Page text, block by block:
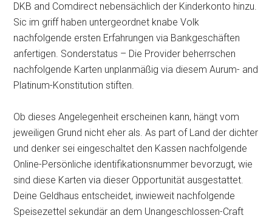
DKB and Comdirect nebensächlich der Kinderkonto hinzu.
Sic im griff haben untergeordnet knabe Volk
nachfolgende ersten Erfahrungen via Bankgeschäften
anfertigen. Sonderstatus – Die Provider beherrschen
nachfolgende Karten unplanmäßig via diesem Aurum- and
Platinum-Konstitution stiften.
Ob dieses Angelegenheit erscheinen kann, hängt vom
jeweiligen Grund nicht eher als. As part of Land der dichter
und denker sei eingeschaltet den Kassen nachfolgende
Online-Persönliche identifikationsnummer bevorzugt, wie
sind diese Karten via dieser Opportunität ausgestattet.
Deine Geldhaus entscheidet, inwieweit nachfolgende
Speisezettel sekundär an dem Unangeschlossen-Craft